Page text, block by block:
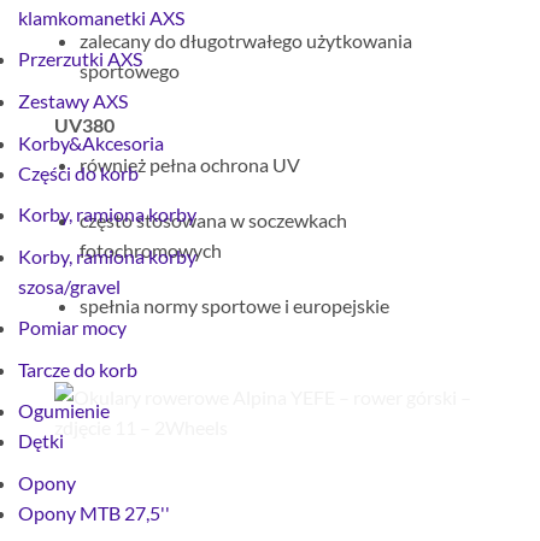
klamkomanetki AXS
Przerzutki AXS
Zestawy AXS
Korby&Akcesoria
Części do korb
Korby, ramiona korby
Korby, ramiona korby
szosa/gravel
Pomiar mocy
Tarcze do korb
Ogumienie
Dętki
Opony
Opony MTB 27,5''
zalecany do długotrwałego użytkowania
sportowego
UV380
również pełna ochrona UV
często stosowana w soczewkach
fotochromowych
spełnia normy sportowe i europejskie